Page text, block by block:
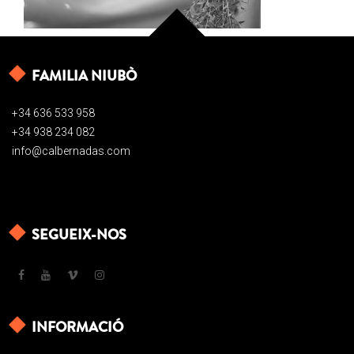
FAMILIA NIUBÒ
+34 636 533 958
+34 938 234 082
info@calbernadas.com
SEGUEIX-NOS
INFORMACIÓ